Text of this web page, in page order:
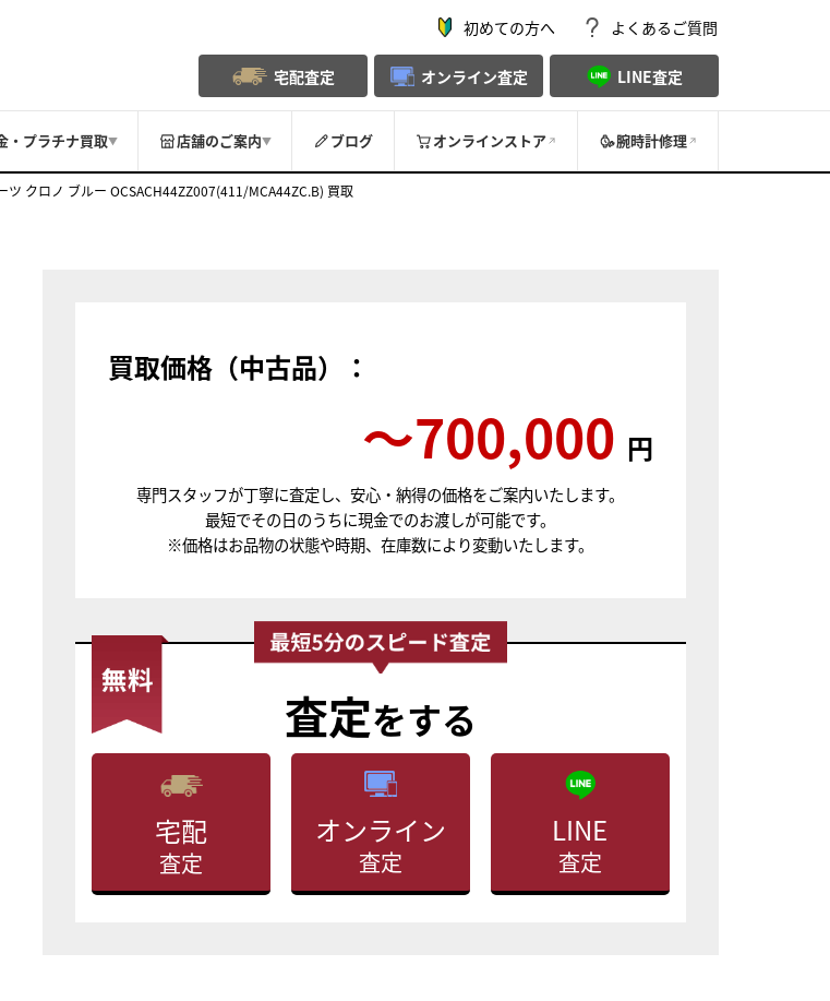
初めての方へ よくあるご質問
宅配査定 オンライン査定 LINE査定
・プラチナ買取▼ 店舗のご案内▼ ブログ オンラインストア 腕時計修理
ツ クロノ ブルー OCSACH44ZZ007(411/MCA44ZC.B) 買取
買取価格（中古品）：
〜700,000 円
専門スタッフが丁寧に査定し、安心・納得の価格をご案内いたします。
最短でその日のうちに現金でのお渡しが可能です。
※価格はお品物の状態や時期、在庫数により変動いたします。
査定をする
宅配
査定
オンライン
査定
LINE
査定